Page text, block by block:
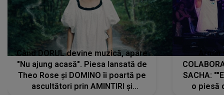
Când DORUL devine muzică, apare
"Nu ajung acasă". Piesa lansată de
Theo Rose și DOMINO îi poartă pe
ascultători prin AMINTIRI și
SACHA:
o piesă